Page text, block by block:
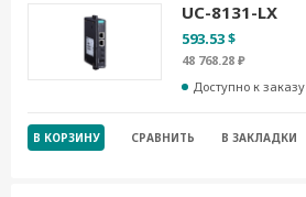
UC-8131-LX
593.53 $
48 768.28 ₽
Доступно к заказу
В КОРЗИНУ СРАВНИТЬ В ЗАКЛАДКИ